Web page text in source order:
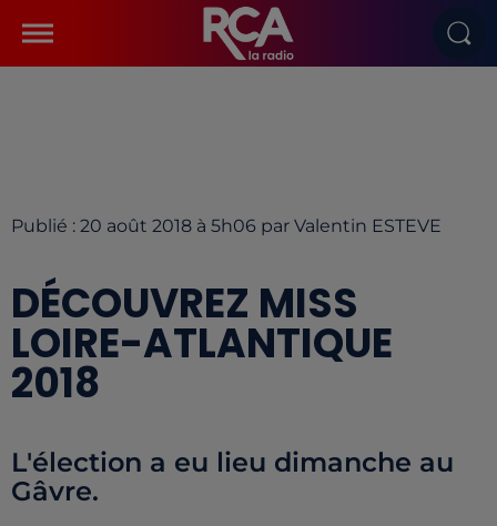
Publié : 20 août 2018 à 5h06 par Valentin ESTEVE
DÉCOUVREZ MISS
LOIRE-ATLANTIQUE
2018
L'élection a eu lieu dimanche au
Gâvre.